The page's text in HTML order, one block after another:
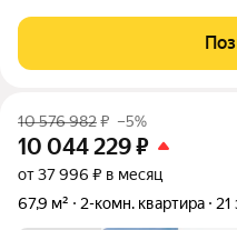
присвоен повышенный уровень
Он подразумевает светлые
10 576 982₽ –5%
10 044 229₽
от 37 996 ₽ в месяц
67,9 м²
2-комн. квартира 21